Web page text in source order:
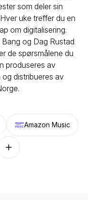
som deler sin
uke treffer du en
om digitalisering.
og Dag Rustad
de spørsmålene du
produseres av
distribueres av
Amazon Music
Follow on other platforms